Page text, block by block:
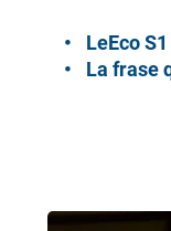
LeEco
La frase